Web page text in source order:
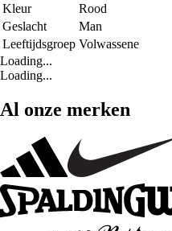
Kleur
Rood
Geslacht
Man
Leeftijdsgroep Volwassene
Loading...
Loading...
Al onze merken